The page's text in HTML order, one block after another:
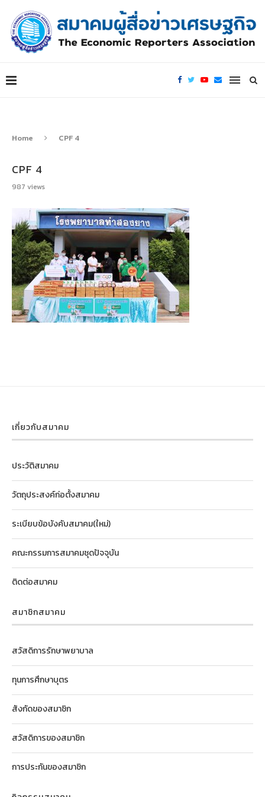
Home CPF 4
CPF 4
987 views
เกี่ยวกับสมาคม
ประวัติสมาคม
วัตถุประสงค์ก่อตั้งสมาคม
ระเบียบข้อบังคับสมาคม(ใหม่)
คณะกรรมการสมาคมชุดปัจจุบัน
ติดต่อสมาคม
สมาชิกสมาคม
สวัสดิการรักษาพยาบาล
ทุนการศึกษาบุตร
สังกัดของสมาชิก
สวัสดิการของสมาชิก
การประกันของสมาชิก